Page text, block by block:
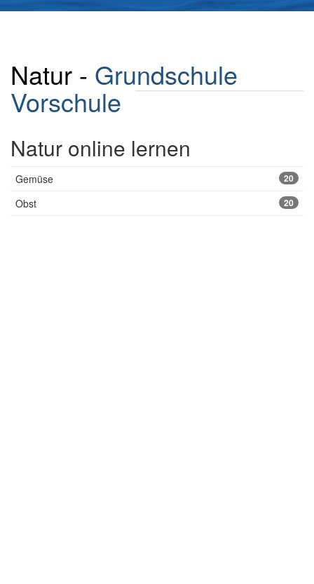
Natur - Grundschule
Vorschule
Natur online lernen
Gemüse 20
Obst 20